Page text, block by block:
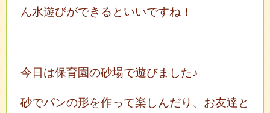
ん水遊びができるといいですね！
今日は保育園の砂場で遊びました♪
砂でパンの形を作って楽しんだり、お友達と